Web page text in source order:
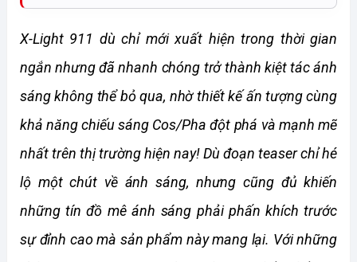
X-Light 911 dù chỉ mới xuất hiện trong thời gian
ngắn nhưng đã nhanh chóng trở thành kiệt tác ánh
sáng không thể bỏ qua, nhờ thiết kế ấn tượng cùng
khả năng chiếu sáng Cos/Pha đột phá và mạnh mẽ
nhất trên thị trường hiện nay! Dù đoạn teaser chỉ hé
lộ một chút về ánh sáng, nhưng cũng đủ khiến
những tín đồ mê ánh sáng phải phấn khích trước
sự đỉnh cao mà sản phẩm này mang lại. Với những